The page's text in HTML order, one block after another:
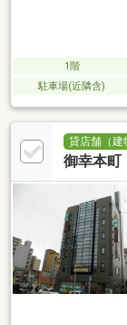
1階
駐車場(近隣含)
貸店舗（建
御幸本